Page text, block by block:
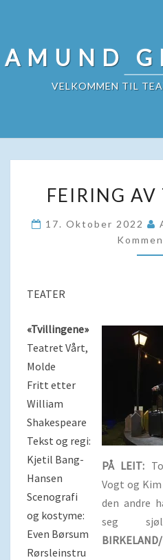
content
AMUND
VELKOMMEN TIL
FEIRING AV
17. Oktober 2022
TEATER
PÅ LEIT:
Vogt og
den andre
seg
«Tvillingene»
Teatret Vårt,
Molde
Fritt etter
William
Shakespeare
Tekst og regi:
Kjetil Bang-
Hansen
Scenografi
og kostyme:
Even Børsum
Rørsleinstru